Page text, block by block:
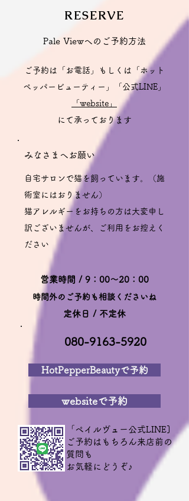
RESERVE
Pale Viewへのご予約方法
ご予約は「お電話」もしくは「ホット
ペッパービューティー」「公式LINE」
「website」
にて承っております
みなさまへお願い
自宅サロンで猫を飼っています。（施
術室にはおりません）
猫アレルギーをお持ちの方は大変申し
訳ございませんが、ご利用をお控えく
ださい
営業時間 / 9：00～20：00
時間外のご予約も相談くださいね
定休日 / 不定休
080-9163-5920
HotPepperBeautyで予約
websiteで予約
「ペイルヴュー公式LINE]
ご予約はもちろん来店前の
質問も
​お気軽にどうぞ♪